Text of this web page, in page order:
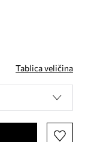
Tablica veličina